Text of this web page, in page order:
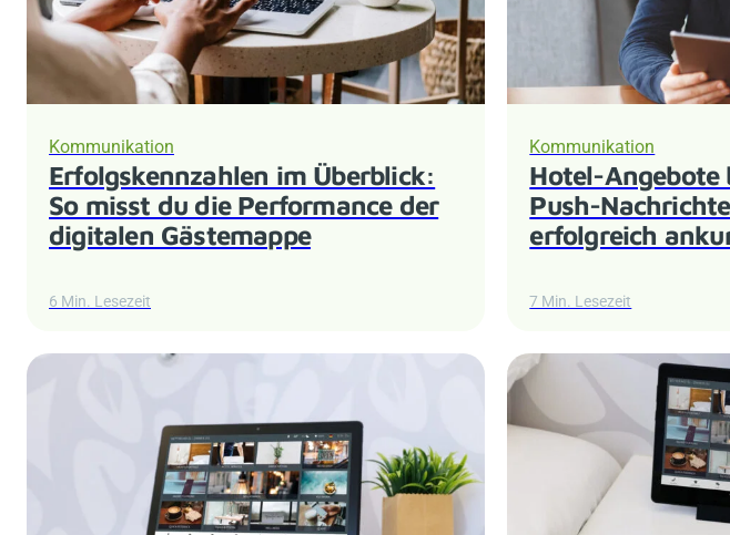
Kommunikation
Erfolgskennzahlen im Überblick:
So misst du die Performance der
digitalen Gästemappe
6 Min. Lesezeit
Kommunikation
Hotel-Angebote
Push-
erfolgreich
7 Min. Lesezeit